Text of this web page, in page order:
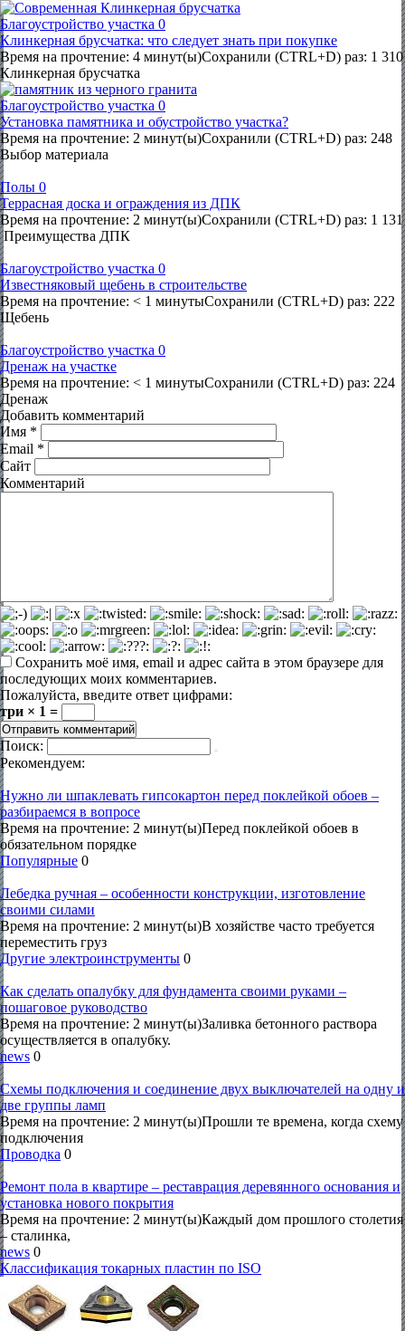
Благоустройство участка 0
Клинкерная брусчатка: что следует знать при покупке
Время на прочтение: 4 минут(ы)Сохранили (CTRL+D) раз: 1 310
Клинкерная брусчатка
Благоустройство участка 0
Установка памятника и обустройство участка?
Время на прочтение: 2 минут(ы)Сохранили (CTRL+D) раз: 248
Выбор материала
Полы 0
Террасная доска и ограждения из ДПК
Время на прочтение: 2 минут(ы)Сохранили (CTRL+D) раз: 1 131
Преимущества ДПК
Благоустройство участка 0
Известняковый щебень в строительстве
Время на прочтение: < 1 минутыСохранили (CTRL+D) раз: 222
Щебень
Благоустройство участка 0
Дренаж на участке
Время на прочтение: < 1 минутыСохранили (CTRL+D) раз: 224
Дренаж
Добавить комментарий
Имя *
Email *
Сайт
Комментарий
Сохранить моё имя, email и адрес сайта в этом браузере для
последующих моих комментариев.
Пожалуйста, введите ответ цифрами:
три × 1 =
Поиск:
Рекомендуем:
Нужно ли шпаклевать гипсокартон перед поклейкой обоев –
разбираемся в вопросе
Время на прочтение: 2 минут(ы)Перед поклейкой обоев в
обязательном порядке
Популярные 0
Лебедка ручная – особенности конструкции, изготовление
своими силами
Время на прочтение: 2 минут(ы)В хозяйстве часто требуется
переместить груз
Другие электроинструменты 0
Как сделать опалубку для фундамента своими руками –
пошаговое руководство
Время на прочтение: 2 минут(ы)Заливка бетонного раствора
осуществляется в опалубку.
news 0
Схемы подключения и соединение двух выключателей на одну и
две группы ламп
Время на прочтение: 2 минут(ы)Прошли те времена, когда схему
подключения
Проводка 0
Ремонт пола в квартире – реставрация деревянного основания и
установка нового покрытия
Время на прочтение: 2 минут(ы)Каждый дом прошлого столетия
– сталинка,
news 0
Классификация токарных пластин по ISO